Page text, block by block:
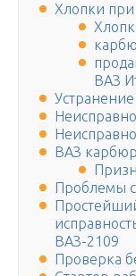
Хлопки при
ВАЗ
ВАЗ
Проблемы
ВАЗ-2109
Проверка